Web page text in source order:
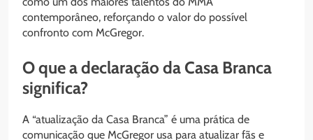
contemporâneo, reforçando o valor do possível
confronto com McGregor.
O que a declaração da Casa Branca
significa?
A “atualização da Casa Branca” é uma prática de
comunicação que McGregor usa para atualizar fãs e